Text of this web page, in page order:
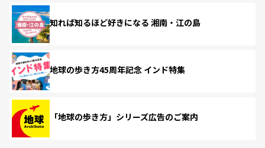
知れば知るほど好きになる 湘南・江の島
地球の歩き方45周年記念 インド特集
「地球の歩き方」シリーズ広告のご案内